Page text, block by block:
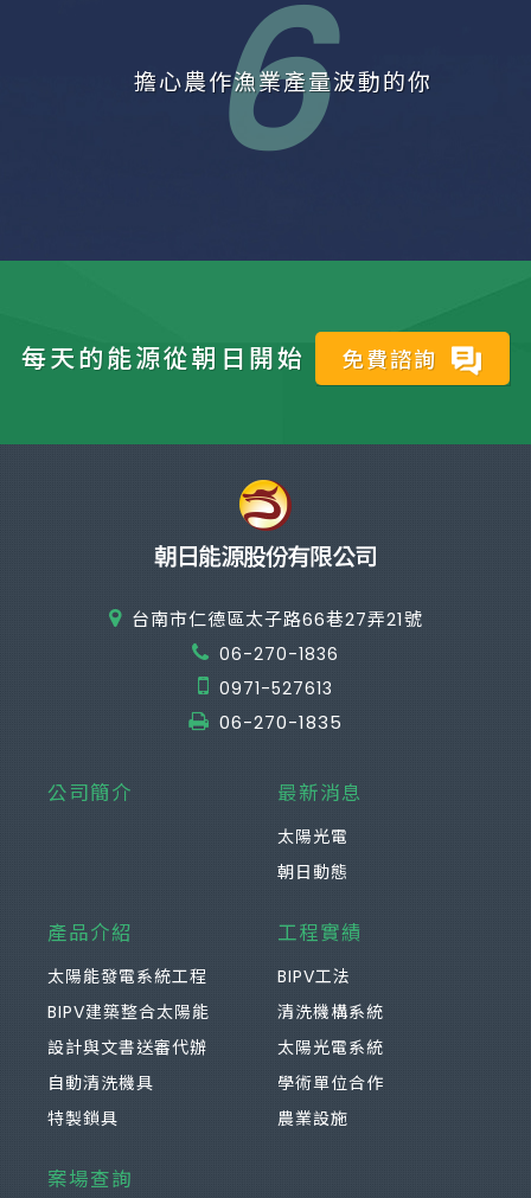
6
擔心農作漁業產量波動的你
每天的能源從朝日開始 免費諮詢
台南市仁德區太子路66巷27弄21號
06-270-1836
0971-527613
06-270-1835
公司簡介 最新消息
太陽光電
朝日動態
產品介紹
太陽能發電系統工程
BIPV建築整合太陽能
設計與文書送審代辦
自動清洗機具
特製鎖具
工程實績
BIPV工法
清洗機構系統
太陽光電系統
學術單位合作
農業設施
案場查詢